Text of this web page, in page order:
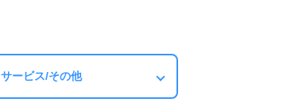
サービス/その他